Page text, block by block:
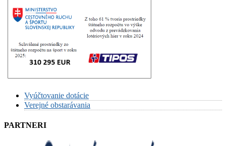
Vyúčtovanie dotácie
Verejné obstarávania
PARTNERI